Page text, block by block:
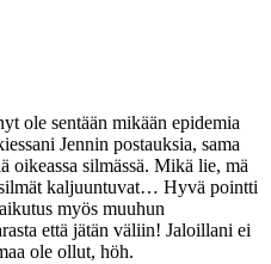
ole sentään mikään epidemia
Jennin postauksia, sama
oikeassa silmässä. Mikä lie, mä
kaljuuntuvat… Hyvä pointti
myös muuhun
että jätän väliin! Jaloillani ei
ole ollut, höh.